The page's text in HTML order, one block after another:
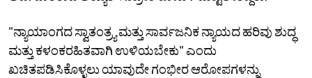
"ನ್ಯಾಯಾಂಗದ ಸ್ವಾತಂತ್ರ್ಯ ಮತ್ತು ಸಾರ್ವಜನಿಕ ನ್ಯಾಯದ ಹರಿವು ಶುದ್ಧ
ಮತ್ತು ಕಳಂಕರಹಿತವಾಗಿ ಉಳಿಯಬೇಕು" ಎಂದು
ಖಚಿತಪಡಿಸಿಕೊಳ್ಳಲು ಯಾವುದೇ ಗಂಭೀರ ಆರೋಪಗಳನ್ನು